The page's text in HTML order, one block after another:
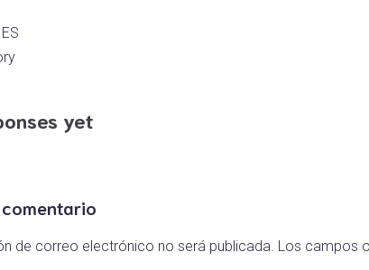
yet
de correo electrónico no será publicada. Los campos